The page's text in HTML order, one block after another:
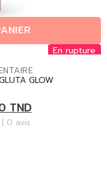
En rupture
GLOW
TND
| 0 avis